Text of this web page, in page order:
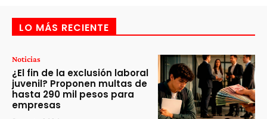
LO MÁS RECIENTE
Noticias
¿El fin de la exclusión laboral
juvenil? Proponen multas de
hasta 290 mil pesos para
empresas